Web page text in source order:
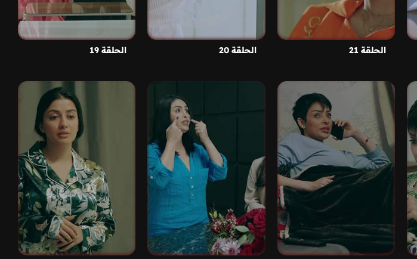
الحلقة 21 الحلقة 20 الحلقة 19